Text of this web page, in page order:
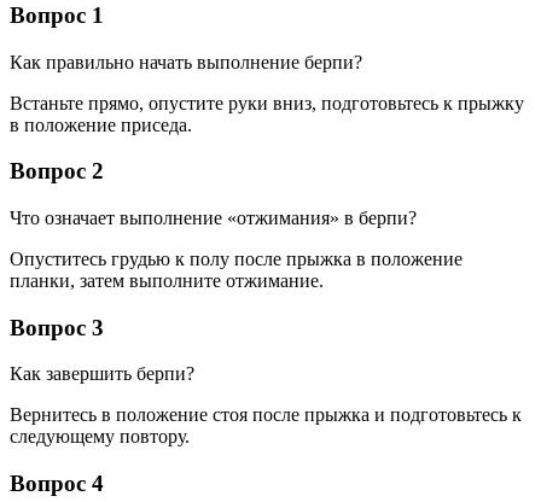
Вопрос 1
Как правильно начать выполнение берпи?
Встаньте прямо, опустите руки вниз, подготовьтесь к прыжку
в положение приседа.
Вопрос 2
Что означает выполнение «отжимания» в берпи?
Опуститесь грудью к полу после прыжка в положение
планки, затем выполните отжимание.
Вопрос 3
Как завершить берпи?
Вернитесь в положение стоя после прыжка и подготовьтесь к
следующему повтору.
Вопрос 4